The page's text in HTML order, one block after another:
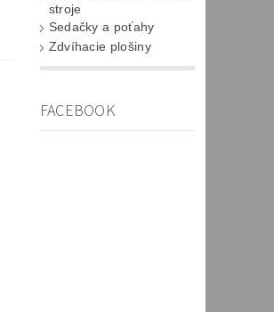
stroje
Sedačky a poťahy
Zdvíhacie plošiny
FACEBOOK